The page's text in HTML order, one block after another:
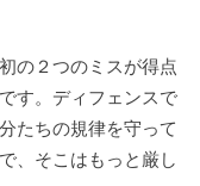
の２つのミスが得点
す。ディフェンスで
たちの規律を守って
、そこはもっと厳し